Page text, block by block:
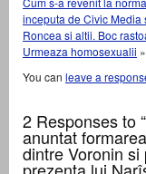
inceputa de Civic Media
Roncea si altii. Boc
Urmeaza homosexualii »
You can leave a
2 Responses to
anuntat
dintre Voronin